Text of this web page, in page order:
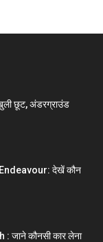
छूट, अंडरग्राउंड
देखें कौन
जाने कौनसी कार लेना